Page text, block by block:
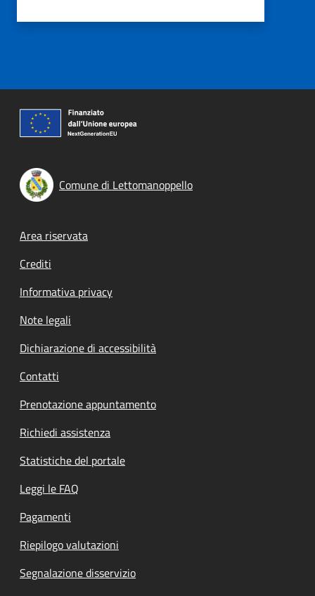
Comune di Lettomanoppello
Footer menu
Area riservata
Crediti
Informativa privacy
Note legali
Dichiarazione di accessibilità
Contatti
Prenotazione appuntamento
Richiedi assistenza
Statistiche del portale
Leggi le FAQ
Pagamenti
Riepilogo valutazioni
Segnalazione disservizio